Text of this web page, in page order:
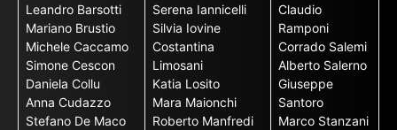
Leandro Barsotti
Mariano Brustio
Michele Caccamo
Simone Cescon
Daniela Collu
Anna Cudazzo
Stefano De Maco
Serena Iannicelli
Silvia Iovine
Costantina
Limosani
Katia Losito
Mara Maionchi
Roberto Manfredi
Claudio
Ramponi
Corrado Salemi
Alberto Salerno
Giuseppe
Santoro
Marco Stanzani